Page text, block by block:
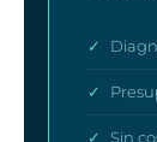
✓
✓
✓ Sin